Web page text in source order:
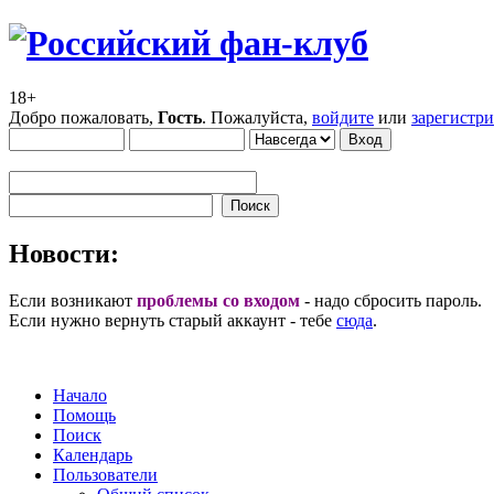
18+
Добро пожаловать, Гость. Пожалуйста, войдите или
Новости:
Если возникают проблемы со входом - надо сбросить пароль.
Если нужно вернуть старый аккаунт - тебе сюда.
Начало
Помощь
Поиск
Календарь
Пользователи